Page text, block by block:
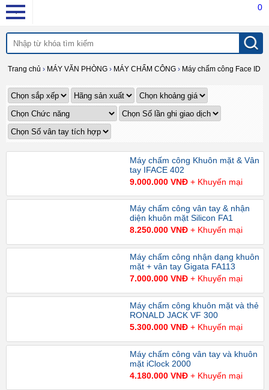
0
Trang chủ › MÁY VĂN PHÒNG › MÁY CHẤM CÔNG › Máy chấm công Face ID
Máy chấm công Khuôn mặt & Vân
tay IFACE 402
9.000.000 VNĐ+ Khuyến mại
Máy chấm công vân tay & nhận
diện khuôn mặt Silicon FA1
8.250.000 VNĐ+ Khuyến mại
Máy chấm công nhận dạng khuôn
mặt + vân tay Gigata FA113
7.000.000 VNĐ+ Khuyến mại
Máy chấm công khuôn mặt và thẻ
RONALD JACK VF 300
5.300.000 VNĐ+ Khuyến mại
Máy chấm công vân tay và khuôn
mặt iClock 2000
4.180.000 VNĐ+ Khuyến mại